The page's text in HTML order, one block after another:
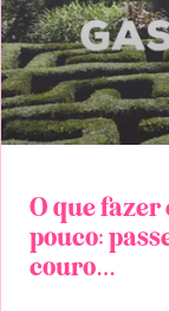
O que fazer
pouco:
couro…